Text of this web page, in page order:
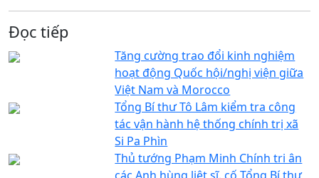
Đọc tiếp
Tăng cường trao đổi kinh nghiệm
hoạt động Quốc hội/nghị viện giữa
Việt Nam và Morocco
Tổng Bí thư Tô Lâm kiểm tra công
tác vận hành hệ thống chính trị xã
Si Pa Phìn
Thủ tướng Phạm Minh Chính tri ân